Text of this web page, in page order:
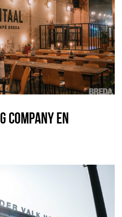
COMPANY EN